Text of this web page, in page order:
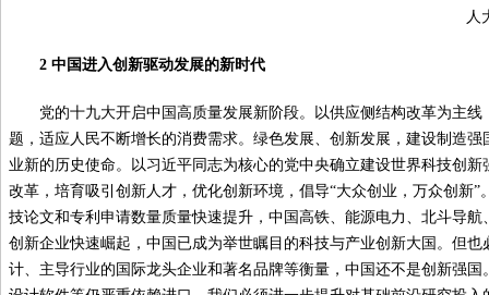
人
2 中国进入创新驱动发展的新时代
党的十九大开启中国高质量发展新阶段。以供应侧结构改革为主
题，适应人民不断增长的消费需求。绿色发展、创新发展，建设制造
业新的历史使命。以习近平同志为核心的党中央确立建设世界科技创
改革，培育吸引创新人才，优化创新环境，倡导“大众创业，万众创新
技论文和专利申请数量质量快速提升，中国高铁、能源电力、北斗导
创新企业快速崛起，中国已成为举世瞩目的科技与产业创新大国。但
计、主导行业的国际龙头企业和著名品牌等衡量，中国还不是创新强